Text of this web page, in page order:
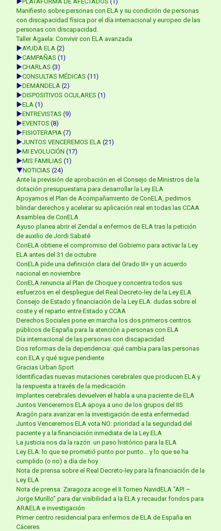
Manifiesto sobre personas con ELA y su condición de personas
con discapacidad física por el día internacional y europeo de las
personas con discapacidad.
Taller Agaela: Convivir con ELA avanzada
►AYUDA ELA (2)
►CAMPAÑAS (1)
►CHARLAS (3)
►CONSULTAS MÉDICAS (11)
►DEMANDELA (2)
►DISPOSITIVOS OCULARES (1)
►ELA (1)
►ENTREVISTAS (9)
►EVENTOS (8)
►FISIOTERAPIA (7)
►JUNTOS VENCEREMOS ELA (21)
►MI EVOLUCIÓN (17)
►MIS FAMILIAS (1)
▼NOTICIAS (24)
Ante la previsión de aprobación en el Consejo de Ministros de la
dotación presupuestaria para desarrollar la Ley ELA
Apoyamos el Plan de Acompañamiento de ConELA, pedimos
blindar derechos y acelerar su aplicación real en todas las CCAA
Asamblea de ConELA
Ayuso planea abrir el Zendal a enfermos de ELA tras la petición
de auxilio de Jordi Sabaté
ConELA obtiene el compromiso del Gobierno para activar la Ley
ELA antes del 31 de octubre
ConELA pide una definición clara del Grado III+ y un acuerdo
nacional en noviembre
ConELA renuncia al Plan de Choque y concentra todos sus
esfuerzos en el despliegue del Real Decreto-ley de la Ley ELA
Consejo de Estado y financiación de la Ley ELA: dudas sobre el
coste y el reparto entre Estado y CCAA
Derechos Sociales pone en marcha los dos primeros centros
públicos de España para la atención a personas con ELA
Día internacional de las personas con discapacidad
Dos reformas de la dependencia: qué cambia para las personas
con ELA y qué sigue pendiente
Gracias Urban Sport
Identificadas nuevas mutaciones cerebrales que producen ELA y
la respuesta a través de la medicación
Implantes cerebrales devuelven el habla a una paciente de ELA
Juntos Venceremos ELA apoya a uno de los grupos del IIS
Aragón para avanzar en la investigación de esta enfermedad
Juntos Venceremos ELA vota NO: prioridad a la seguridad del
paciente y a la financiación inmediata de la Ley ELA
La justicia nos da la razón: un paso histórico para la ELA
Ley ELA: lo que se prometió punto por punto… y lo que se ha
cumplido (o no) a día de hoy
Nota de prensa sobre el Real Decreto-ley para la financiación de la
Ley ELA
Nota de prensa: Zaragoza acoge el II Torneo NavidELA “API –
Jorge Murillo” para dar visibilidad a la ELA y recaudar fondos para
ARAELA e investigación
Primer centro residencial para enfermos de ELA de España en
Cáceres